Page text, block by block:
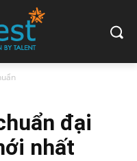
đại
nhất